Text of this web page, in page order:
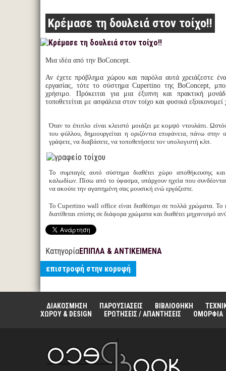
Κρέμασε τη δουλειά στον τοίχο!!
Μια ιδέα από την BoConcept.
Αν έχετε πρόβλημα χώρου και παρόλα αυτά χρειάζεστε
εργασίας, τότε το σύστημα Cupertinο της BoConcept,
χρήσιμο. Πρόκειται για μια έξυπνη και πρακτική
τοποθετείται με ασφάλεια στον τοίχο και φυσικά
Όταν το έπιπλο είναι κλειστό μοιάζει με κομψό ντουλάπι.
του φύλλου, δημιουργείται η οριζόντια επιφάνεια, πάνω στην
γράψετε, να διαβάσετε, να τοποθετήσετε τον υπολογιστή κλπ.
Το συμπαγές αυτό σύστημα διαθέτει χώρο αποθήκευσης
καλωδίων. Πίσω από το ύφασμα, υπάρχουν ηχεία που
να ακούτε την αγαπημένη σας μουσική ενώ εργάζεστε.
Το Cupertino wall office είναι διαθέσιμο σε πολλά χρώματα.
διατίθεται επίσης σε διάφορα χρώματα και διαθέτει μηχανισμό
ΚατηγορίαΕΠΙΠΛΑ & ΑΝΤΙΚΕΙΜΕΝΑ
επιστροφή στην κορυφή
ΔΙΑΚΟΣΜΗΣΗ ΠΑΡΟΥΣΙΑΣΕΙΣ ΒΙΒΛΙΟΘΗΚΗ
ΧΩΡΟΥ & DESIGN
ΕΡΩΤΗΣΕΙΣ / ΑΠΑΝΤΗΣΕΙΣ ΟΜΟΡΦΙΑ